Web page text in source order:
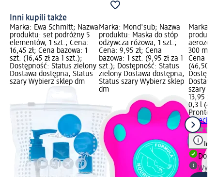
Inni kupili także
Marka: Ewa Schmitt; Nazwa
produktu: set podróżny 5
elementów, 1 szt.; Cena:
16,45 zł; Cena bazowa: 1
szt. (16,45 zł za 1 szt.);
Dostępność: Status zielony
Dostawa dostępna, Status
szary Wybierz sklep dm
Marka: Mond'sub; Nazwa
produktu: Maska do stóp
odżywcza różowa, 1 szt.;
Cena: 9,95 zł; Cena
bazowa: 1 szt. (9,95 zł za 1
szt.); Dostępność: Status
zielony Dostawa dostępna,
Status szary Wybierz sklep
dm
Marka:
aerozol
300 ml;
Cena
(46,50
szary
13,95 zł
0,3 l
Pronto
przeciw